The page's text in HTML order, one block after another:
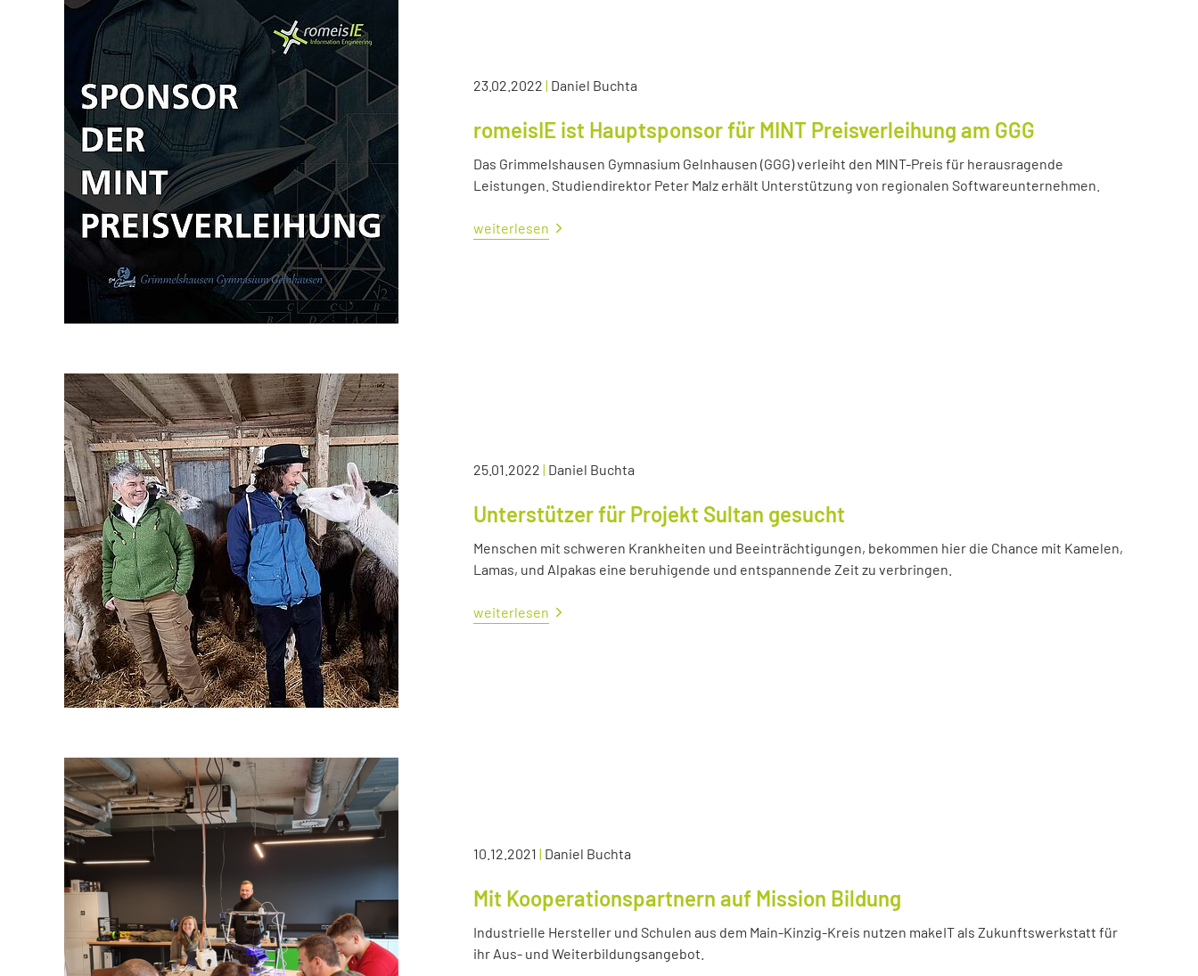
23.02.2022 | Daniel Buchta
romeisIE ist Hauptsponsor für MINT Preisverleihung am GGG
Das Grimmelshausen Gymnasium Gelnhausen (GGG) verleiht den MINT-Preis für herausragende
Leistungen. Studiendirektor Peter Malz erhält Unterstützung von regionalen Softwareunternehmen.
weiterlesen
25.01.2022 | Daniel Buchta
Unterstützer für Projekt Sultan gesucht
Menschen mit schweren Krankheiten und Beeinträchtigungen, bekommen hier die Chance mit Kamelen,
Lamas, und Alpakas eine beruhigende und entspannende Zeit zu verbringen.
weiterlesen
10.12.2021 | Daniel Buchta
Mit Kooperationspartnern auf Mission Bildung
Industrielle Hersteller und Schulen aus dem Main-Kinzig-Kreis nutzen makeIT als Zukunftswerkstatt für
ihr Aus- und Weiterbildungsangebot.